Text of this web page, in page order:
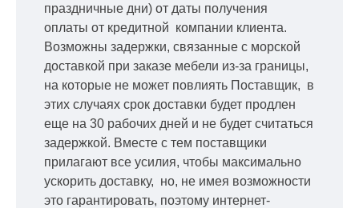
праздничные дни) от даты получения
оплаты от кредитной компании клиента.
Возможны задержки, связанные с морской
доставкой при заказе мебели из-за границы,
на которые не может повлиять Поставщик, в
этих случаях срок доставки будет продлен
еще на 30 рабочих дней и не будет считаться
задержкой. Вместе с тем поставщики
прилагают все усилия, чтобы максимально
ускорить доставку, но, не имея возможности
это гарантировать, поэтому интернет-